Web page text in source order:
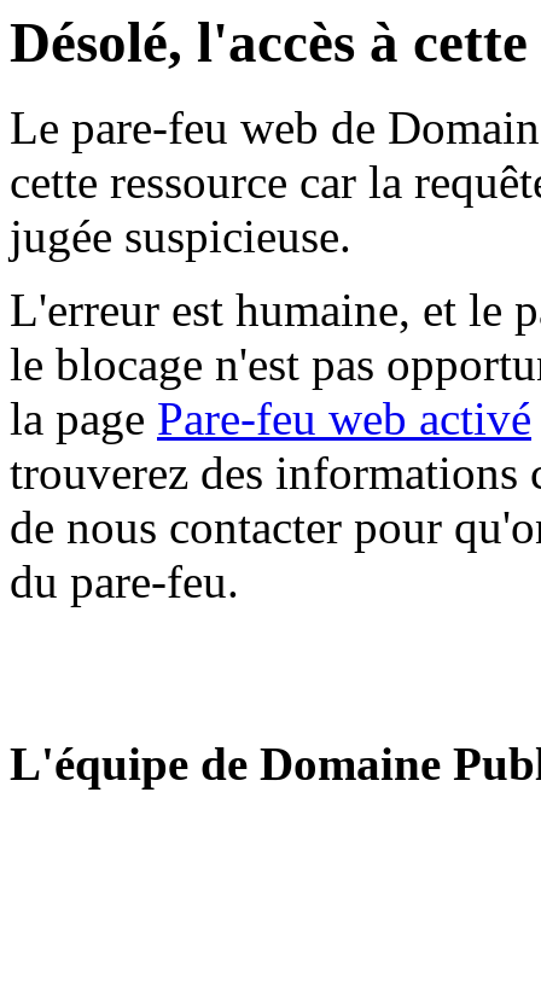
Désolé, l'accès à
Le pare-feu web de
cette ressource car la
jugée suspicieuse.
L'erreur est humaine, et le
le blocage n'est pas
la page Pare-feu web activé
trouverez des informations
de nous contacter pour
du pare-feu.
L'équipe de Domaine